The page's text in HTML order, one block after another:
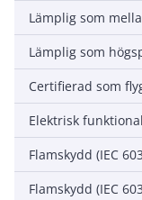
Flamskydd (IEC